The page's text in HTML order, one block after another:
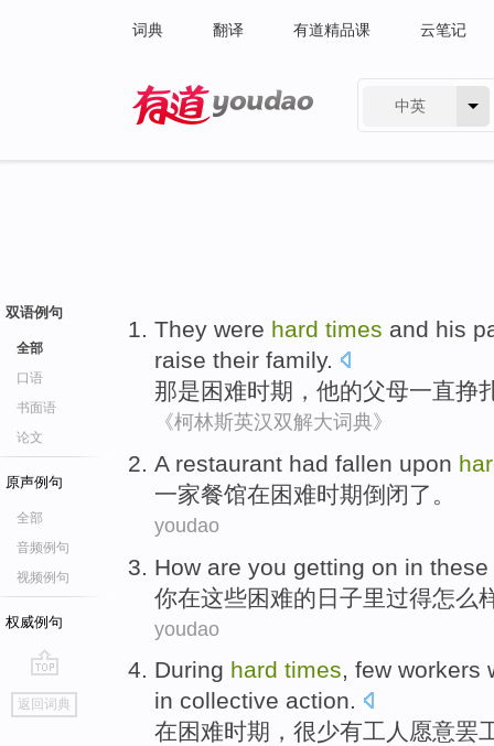
词典 翻译 有道精品课 云笔记
中英
双语例句
全部
口语
书面语
论文
原声例句
全部
音频例句
视频例句
权威例句
go
top
返回词典
They were hard times and his
raise their family.
那是困难时期 ， 他的父母一直挣
《柯林斯英汉双解大词典》
A restaurant had fallen upon
一家餐馆在困难时期倒闭了。
youdao
How are you getting on in these
你在这些困难的 日子里过得怎么
youdao
During hard times, few workers
in collective action.
在困难时期 ， 很少有工人 愿意罢